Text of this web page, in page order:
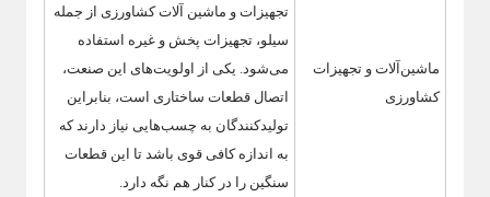
ماشین‌آلات و تجهیزات
کشاورزی
تجهیزات و ماشین آلات کشاورزی از جمله
سیلو، تجهیزات پخش و غیره استفاده
می‌شود. یکی از اولویت‌های این صنعت،
اتصال قطعات ساختاری است، بنابراین
تولیدکنندگان به چسب‌هایی نیاز دارند که
به اندازه کافی قوی باشد تا این قطعات
سنگین را در کنار هم نگه دارد.